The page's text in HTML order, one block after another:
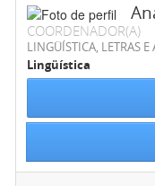
COORDENADOR(A)
LINGÜÍSTICA, LETRAS E
Lingüística